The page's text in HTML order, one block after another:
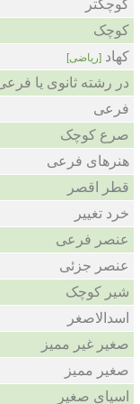
کوچکتر
کوچک
کهاد [ریاضی]
در رشته ثانوی یا
فرعی
صرع کوچک
هنرهای فرعی
قطر اقصر
خرد تغییر
عنصر فرعی
عنصر جزئی
شیر کوچک
اسدالاصغر
صغیر غیر ممیز
صغیر ممیز
اسیای صغیر